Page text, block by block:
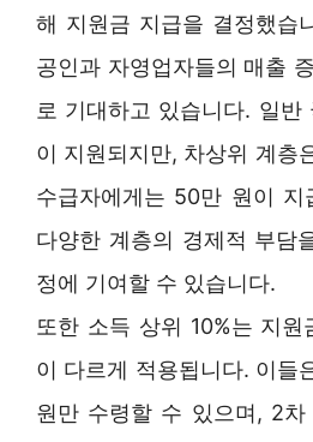
해 지원금 지급을 결정했습
공인과 자영업자들의 매출
로 기대하고 있습니다. 일반
이 지원되지만, 차상위 계층
수급자에게는 50만 원이 지
다양한 계층의 경제적 부담
정에 기여할 수 있습니다.
또한 소득 상위 10%는 지원
이 다르게 적용됩니다. 이들
원만 수령할 수 있으며, 2차